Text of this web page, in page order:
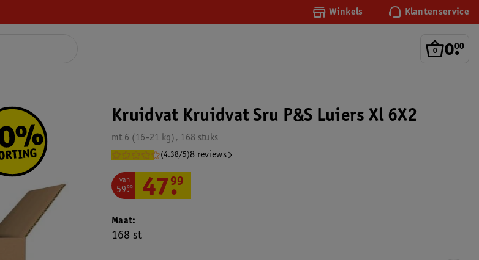
Winkels Klantenservice
0.
00
Kruidvat Kruidvat Sru P&S Luiers Xl 6X2
mt 6 (16-21 kg), 168 stuks
(4.38/5)8 reviews
van
59.
99 47.
99
Maat
168 st